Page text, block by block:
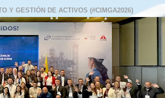
Y GESTIÓN DE ACTIVOS (#CIMGA2026)